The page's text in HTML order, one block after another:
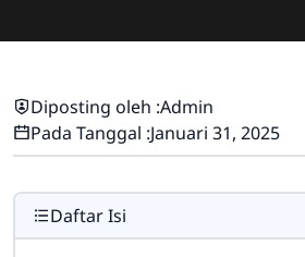
Diposting oleh :Admin
Pada Tanggal :Januari 31, 2025
Daftar Isi